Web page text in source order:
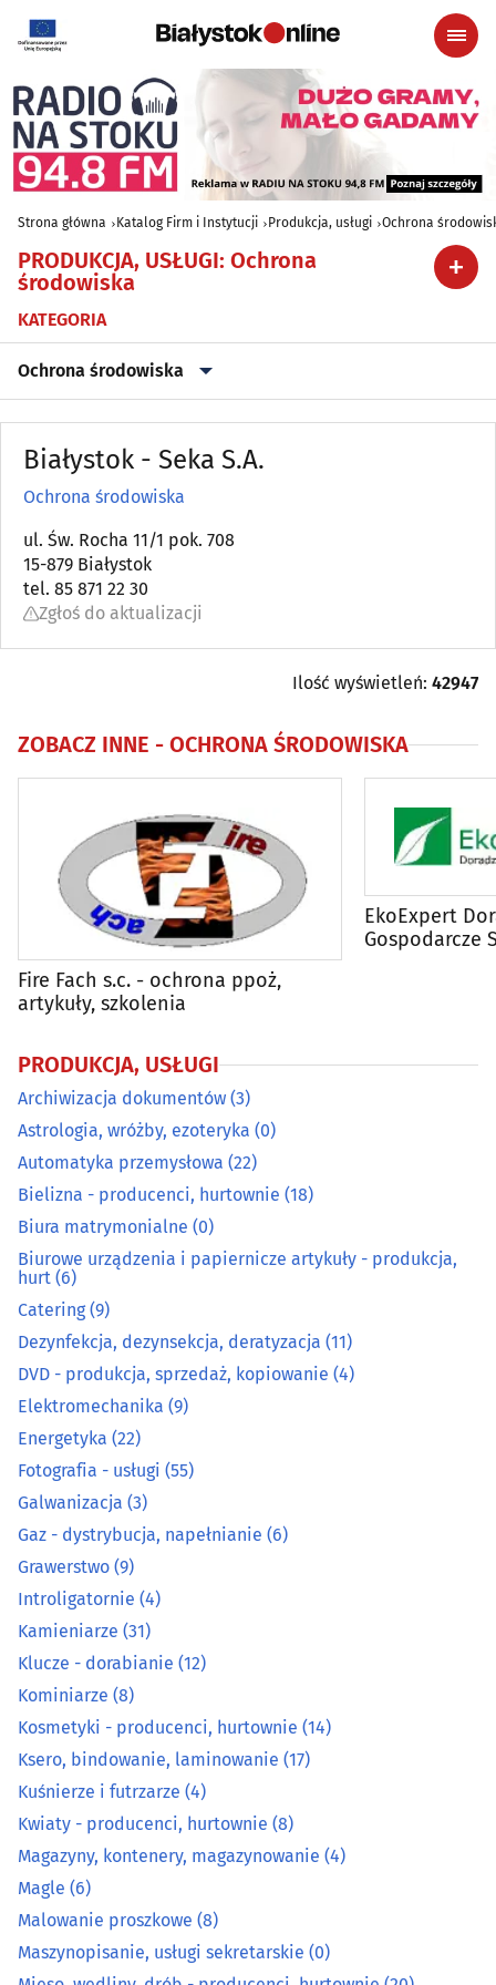
Strona główna Katalog Firm i Instytucji Produkcja, usługi Ochrona
PRODUKCJA, USŁUGI: Ochrona
środowiska
KATEGORIA
Ochrona środowiska
Archiwizacja dokumentów(3)
Astrologia, wróżby, ezoteryka
Automatyka przemysłowa(22)
Bielizna - producenci, hurtownie
Biura matrymonialne(0)
Dezynfekcja, dezynsekcja, deratyzacja
DVD - produkcja, sprzedaż, kopiowanie
Elektromechanika(9)
Energetyka(22)
Fotografia - usługi(55)
Galwanizacja(3)
Gaz - dystrybucja, napełnianie (6)
Grawerstwo(9)
Kamieniarze (31)
Klucze - dorabianie(12)
Kominiarze (8)
Kosmetyki - producenci, hurtownie
Ksero, bindowanie, laminowanie
Kuśnierze i futrzarze
Kwiaty - producenci, hurtownie
Magazyny, kontenery, magazynowanie
Magle(6)
Malowanie proszkowe (8)
Maszynopisanie, usługi sekretarskie
Mięso, wędliny, drób - producenci, hurtownie (20)
Białystok - Seka S.A.
Ochrona środowiska
ul. Św. Rocha 11/1 pok. 708
15-879 Białystok
tel. 85 871 22 30
Zgłoś do aktualizacji
Ilość wyświetleń: 42947
ZOBACZ INNE - OCHRONA ŚRODOWISKA
Fire Fach s.c. - ochrona ppoż,
artykuły, szkolenia
EkoExpert
Gospodarcze
PRODUKCJA, USŁUGI
Archiwizacja dokumentów (3)
Astrologia, wróżby, ezoteryka (0)
Automatyka przemysłowa (22)
Bielizna - producenci, hurtownie (18)
Biura matrymonialne (0)
Biurowe urządzenia i papiernicze artykuły - produkcja,
hurt (6)
Catering(9)
Dezynfekcja, dezynsekcja, deratyzacja (11)
DVD - produkcja, sprzedaż, kopiowanie (4)
Elektromechanika (9)
Energetyka (22)
Fotografia - usługi (55)
Galwanizacja (3)
Gaz - dystrybucja, napełnianie (6)
Grawerstwo (9)
Introligatornie (4)
Kamieniarze (31)
Klucze - dorabianie (12)
Kominiarze (8)
Kosmetyki - producenci, hurtownie (14)
Ksero, bindowanie, laminowanie (17)
Kuśnierze i futrzarze (4)
Kwiaty - producenci, hurtownie (8)
Magazyny, kontenery, magazynowanie (4)
Magle (6)
Malowanie proszkowe (8)
Maszynopisanie, usługi sekretarskie (0)